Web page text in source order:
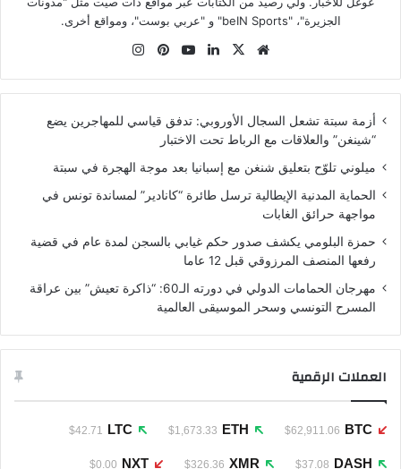
الجزيرة"، "beIN Sports" و "عربي بوست"، ومواقع أخرى.
موقع
‫X لينكدإن‫YouTubeبينتيريست
أزمة سبتة تشعل السجال الأوروبي: تدفق قياسي للمهاجرين يضع
“شينغن” والعلاقات مع الرباط تحت الاختبار
ميلوني تلوّح بتعليق شنغن مع إسبانيا بعد موجة الهجرة في سبتة
الحماية المدنية الإيطالية ترسل طائرة “كانادير” لمساندة تونس في
مواجهة حرائق الغابات
حمزة البلومي يكشف صدور حكم غيابي بالسجن لمدة عام في قضية
رفعها المنصف المرزوقي قبل 12 عاما
مهرجان الحمامات الدولي في دورته الـ60: “ذاكرة تعيش” بين عراقة
المسرح التونسي وسحر الموسيقى العالمية
العملات الرقمية
BTC
$62,911.06
ETH
$1,673.33
LTC
$42.71
DASH
$37.08
XMR
$326.36
NXT
$0.00